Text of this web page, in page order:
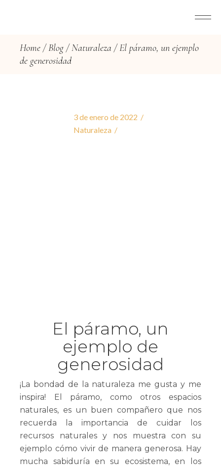
Home Blog Naturaleza
El páramo, un ejemplo
de generosidad
3 de enero de 2022
Naturaleza
El páramo, un
ejemplo de
generosidad
¡La bondad de la naturaleza me gusta y me
inspira! El páramo, como otros espacios
naturales, es un buen compañero que nos
recuerda la importancia de cuidar los
recursos naturales y nos muestra con su
ejemplo cómo vivir de manera generosa. Hay
mucha sabiduría en su ecosistema, en los